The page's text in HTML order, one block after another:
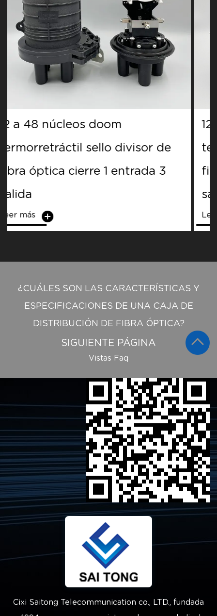
de
3
12 a 48 núcleos doom
termorretráctil sello divisor
fibra óptica cierre 1
¿CUÁLES SON LAS CARACTERÍSTICAS Y
ESPECIFICACIONES DE UNA CAJA DE
DISTRIBUCIÓN DE FIBRA ÓPTICA?
SIGUIENTE PÁGINA
Vistas Faq
Cixi Saitong Telecommunication co., LTD., fundada